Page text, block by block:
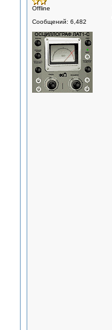
Offline
Сообщений: 6,482